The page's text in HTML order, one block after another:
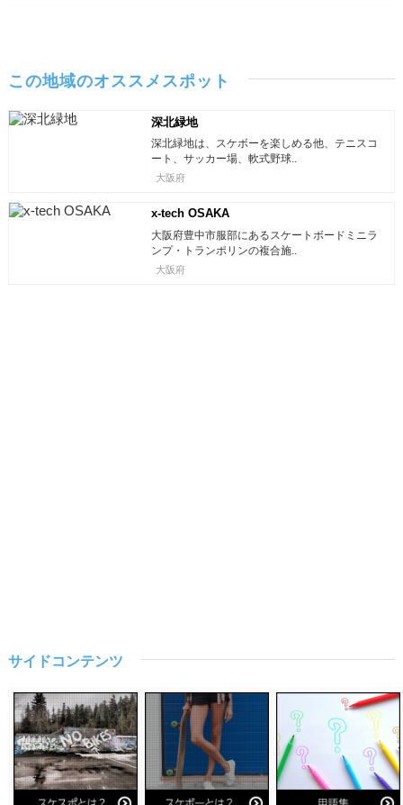
この地域のオススメスポット
深北緑地
深北緑地は、スケボーを楽しめる他、テニスコ
ート、サッカー場、軟式野球..
大阪府
x-tech OSAKA
大阪府豊中市服部にあるスケートボードミニラ
ンプ・トランポリンの複合施..
大阪府
サイドコンテンツ